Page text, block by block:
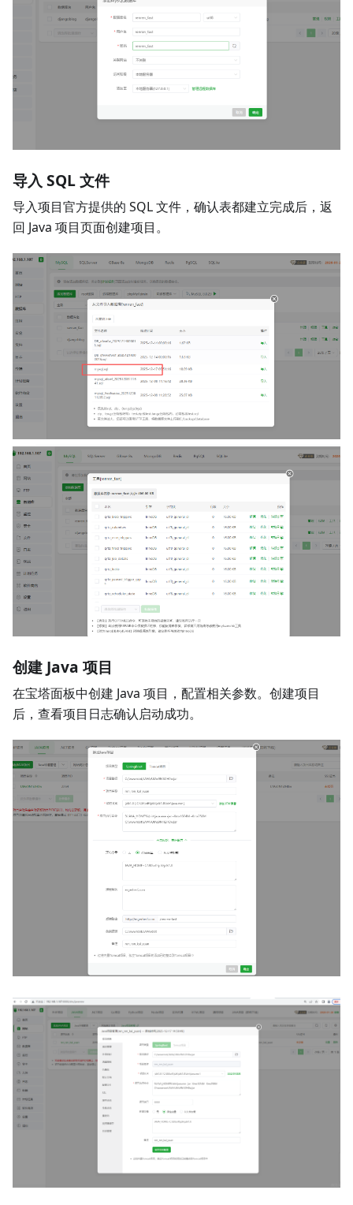
导入 SQL 文件
导入项目官方提供的 SQL 文件，确认表都建立完成后，返
回 Java 项目页面创建项目。
创建 Java 项目
在宝塔面板中创建 Java 项目，配置相关参数。创建项目
后，查看项目日志确认启动成功。